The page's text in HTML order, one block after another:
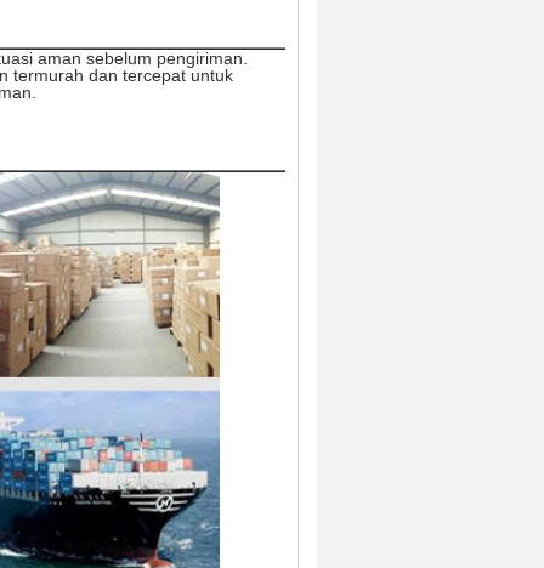
aman sebelum pengiriman.
termurah dan tercepat untuk